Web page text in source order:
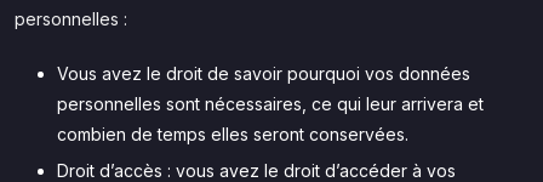
personnelles :
Vous avez le droit de savoir pourquoi vos données
personnelles sont nécessaires, ce qui leur arrivera et
combien de temps elles seront conservées.
Droit d’accès : vous avez le droit d’accéder à vos